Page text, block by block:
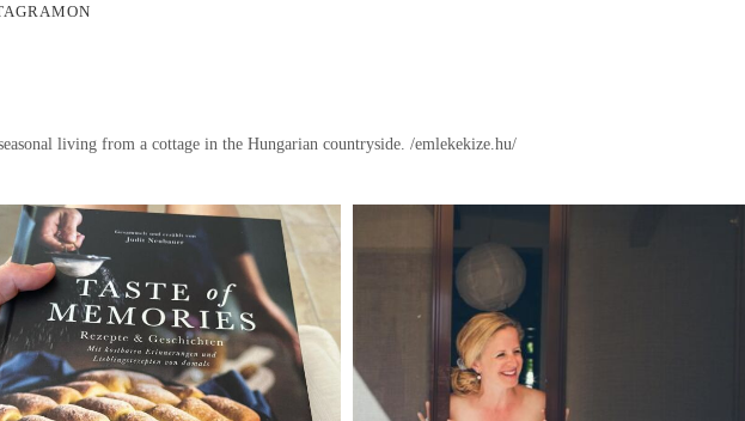
living from a cottage in the Hungarian countryside. /emlekekize.hu/